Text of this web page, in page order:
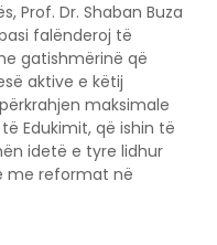
Prof. Dr. Shaban Buza
falënderoj të
gatishmërinë që
aktive e këtij
maksimale
Edukimit, që ishin të
idetë e tyre lidhur
me reformat në